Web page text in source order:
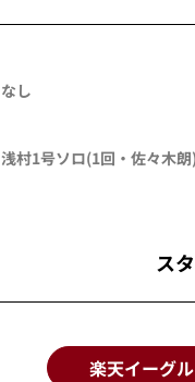
なし
浅村1号ソロ(1回・ 佐々木朗)
ス
楽天イーグ